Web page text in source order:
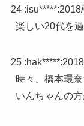
24 :isu*****:
楽しい20代を
25 :hak*****:
時々、橋本環
いんちゃんの方